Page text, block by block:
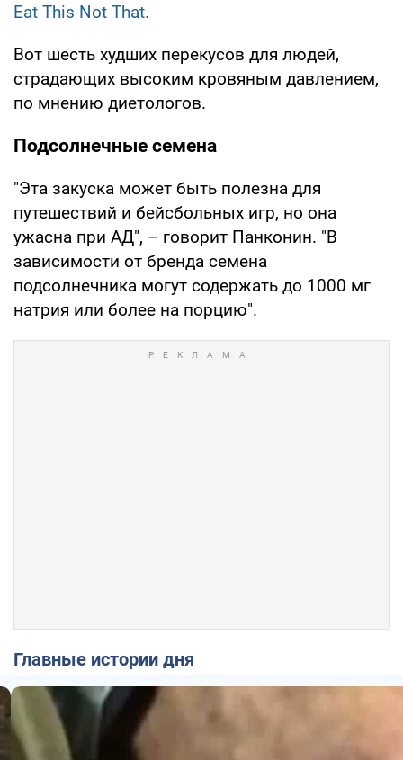
Eat This Not That.
Вот шесть худших перекусов для людей,
страдающих высоким кровяным давлением,
по мнению диетологов.
Подсолнечные семена
"Эта закуска может быть полезна для
путешествий и бейсбольных игр, но она
ужасна при АД", – говорит Панконин. "В
зависимости от бренда семена
подсолнечника могут содержать до 1000 мг
натрия или более на порцию".
Главные истории дня